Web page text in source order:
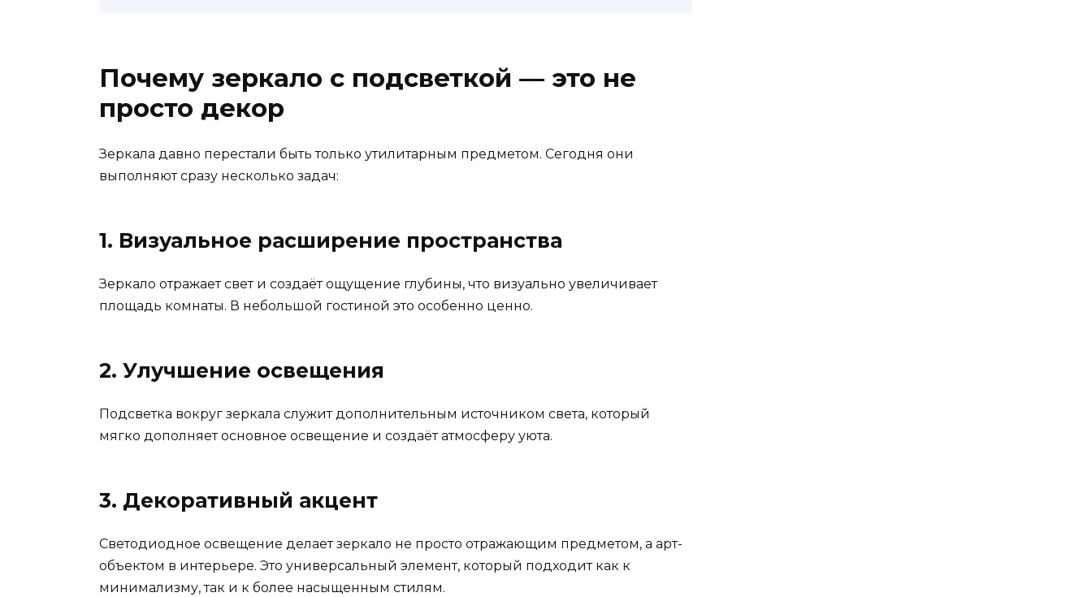
Почему зеркало с подсветкой — это не
просто декор
Зеркала давно перестали быть только утилитарным предметом. Сегодня они
выполняют сразу несколько задач:
1. Визуальное расширение пространства
Зеркало отражает свет и создаёт ощущение глубины, что визуально увеличивает
площадь комнаты. В небольшой гостиной это особенно ценно.
2. Улучшение освещения
Подсветка вокруг зеркала служит дополнительным источником света, который
мягко дополняет основное освещение и создаёт атмосферу уюта.
3. Декоративный акцент
Светодиодное освещение делает зеркало не просто отражающим предметом, а арт-
объектом в интерьере. Это универсальный элемент, который подходит как к
минимализму, так и к более насыщенным стилям.